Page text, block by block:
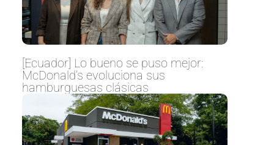
[Ecuador] Lo bueno se puso mejor:
McDonald’s evoluciona sus
hamburguesas clásicas